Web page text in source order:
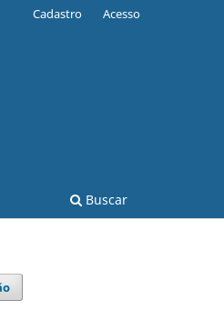
Buscar
Cadastro Acesso